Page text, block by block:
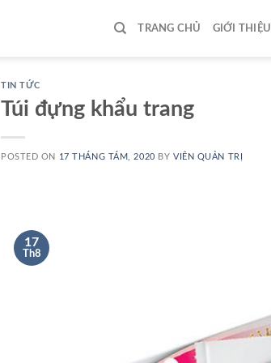
TRANG CHỦ GIỚI THIỆU
TIN TỨC
Túi đựng khẩu trang
POSTED ON 17 THÁNG TÁM, 2020 BY VIÊN QUẢN TRỊ
17
Th8